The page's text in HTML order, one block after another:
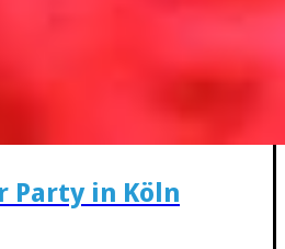
Party in Köln